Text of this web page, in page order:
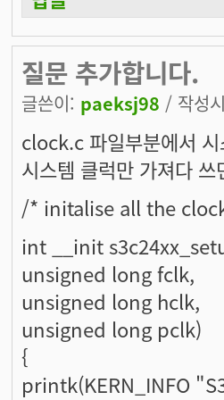
질문 추가합니다.
글쓴이: paeksj98 / 작성
clock.c 파일부분에서
시스템 클럭만 가져다
/* initalise all the
int __init
unsigned long fclk,
unsigned long hclk,
unsigned long pclk)
{
printk(KERN_INFO